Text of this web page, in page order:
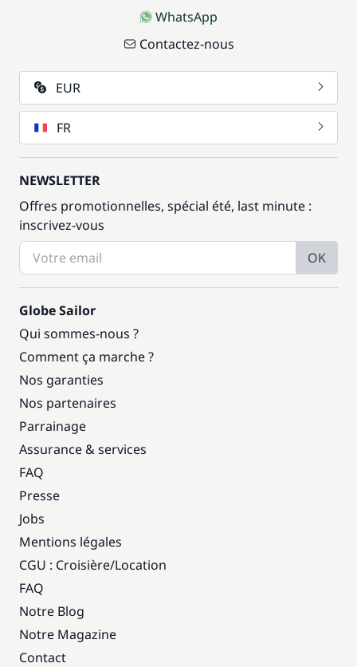
WhatsApp
Contactez-nous
EUR
FR
NEWSLETTER
Offres promotionnelles, spécial été, last minute :
inscrivez-vous
OK
Globe Sailor
Qui sommes-nous ?
Comment ça marche ?
Nos garanties
Nos partenaires
Parrainage
Assurance & services
FAQ
Presse
Jobs
Mentions légales
CGU : Croisière/Location
FAQ
Notre Blog
Notre Magazine
Contact